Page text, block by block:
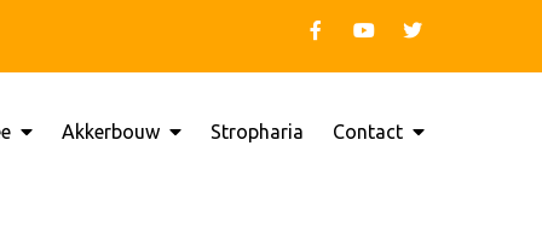
Akkerbouw Stropharia Contact